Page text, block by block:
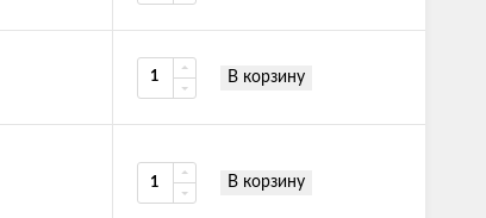
В корзину
В корзину